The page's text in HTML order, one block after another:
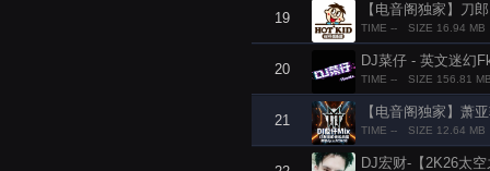
19
【电音阁独家】刀
TIME -- SIZE 16.94 MB
20
DJ菜仔 - 英文迷幻
TIME -- SIZE 156.81
21
【电音阁独家】萧
TIME -- SIZE 12.64 MB
DJ宏财-【2K26太